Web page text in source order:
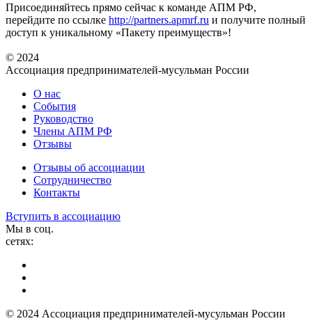
Присоединяйтесь прямо сейчас к команде АПМ РФ,
перейдите по ссылке http://partners.apmrf.ru и получите полный
доступ к уникальному «Пакету преимуществ»!
© 2024
Ассоциация предпринимателей-мусульман России
О нас
События
Руководство
Члены АПМ РФ
Отзывы
Отзывы об ассоциации
Сотрудничество
Контакты
Вступить в ассоциацию
Мы в соц.
сетях:
© 2024 Ассоциация предпринимателей-мусульман России